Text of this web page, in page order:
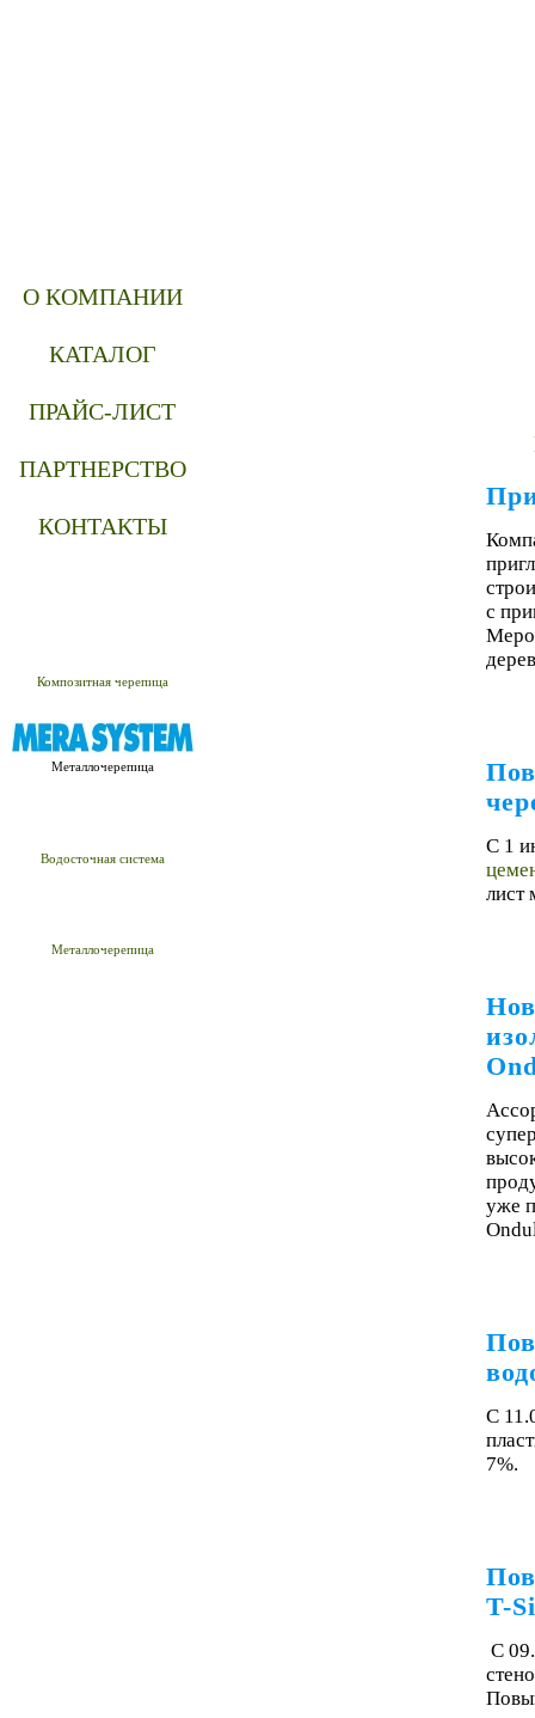
О КОМПАНИИ
КАТАЛОГ
ПРАЙС-ЛИСТ
ПАРТНЕРСТВО
КОНТАКТЫ
Композитная черепица
Металлочерепица
Водосточная система
Металлочерепица
с
С 1
уже
С
7%.
T-
С